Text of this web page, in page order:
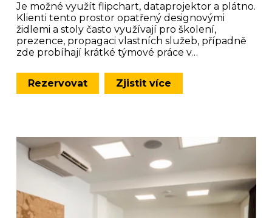
Je možné využít flipchart, dataprojektor a plátno.
Klienti tento prostor opatřený designovými
židlemi a stoly často využívají pro školení,
prezence, propagaci vlastních služeb, případně
zde probíhají krátké týmové práce v…
Rezervovat Zjistit více